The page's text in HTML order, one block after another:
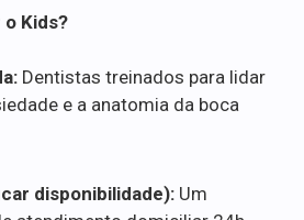
Kids?
Dentistas treinados para lidar
e a anatomia da boca
disponibilidade): Um